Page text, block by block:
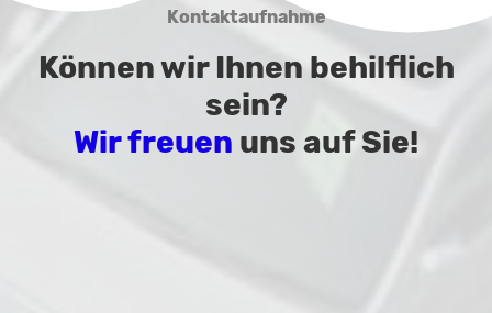
Kontaktaufnahme
Können wir Ihnen behilflich
sein?
Wir freuen uns auf Sie!